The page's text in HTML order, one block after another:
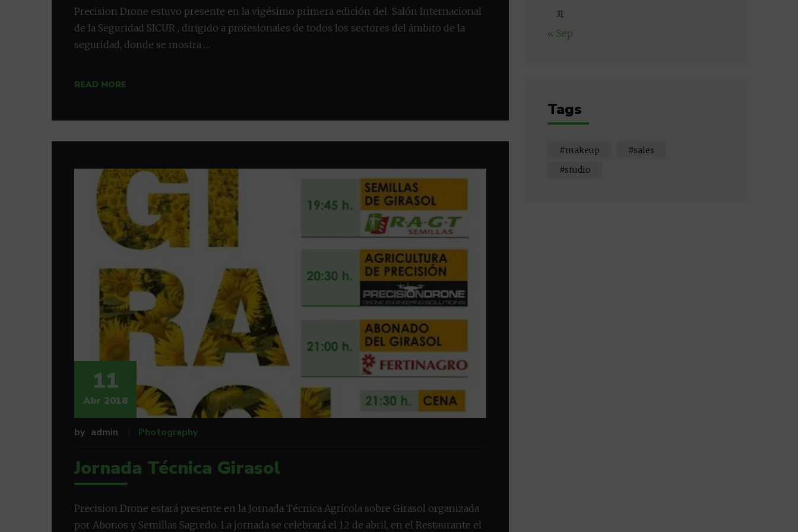
Precision Drone estuvo presente en la vigésimo primera edición del Salón Internacional
de la Seguridad SICUR , dirigido a profesionales de todos los sectores del ámbito de la
seguridad, donde se mostra …
READ MORE
11
Abr 2018
by admin Photography
Jornada Técnica Girasol
Precision Drone estará presente en la Jornada Técnica Agrícola sobre Girasol organizada
por Abonos y Semillas Sagredo. La jornada se celebrará el 12 de abril, en el Restaurante el
31
« Sep
Tags
makeup
sales
studio